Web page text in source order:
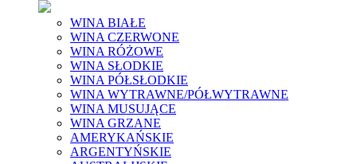
WINA BIAŁE
WINA CZERWONE
WINA RÓŻOWE
WINA SŁODKIE
WINA PÓŁSŁODKIE
WINA WYTRAWNE/PÓŁWYTRAWNE
WINA MUSUJĄCE
WINA GRZANE
AMERYKAŃSKIE
ARGENTYŃSKIE